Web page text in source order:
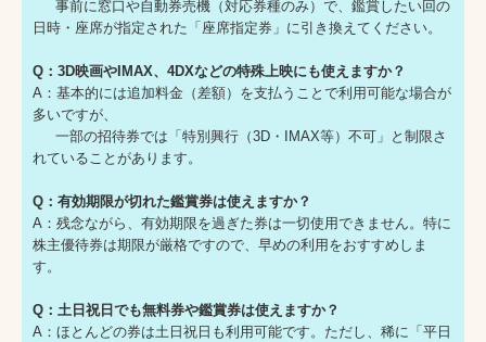
事前に窓口や自動券売機（対応券種のみ）で、鑑賞したい回の
日時・座席が指定された「座席指定券」に引き換えてください。
Q：3D映画やIMAX、4DXなどの特殊上映にも使えますか？
A：基本的には追加料金（差額）を支払うことで利用可能な場合が
多いですが、
一部の招待券では「特別興行（3D・IMAX等）不可」と制限さ
れていることがあります。
Q：有効期限が切れた鑑賞券は使えますか？
A：残念ながら、有効期限を過ぎた券は一切使用できません。特に
株主優待券は期限が厳格ですので、早めの利用をおすすめしま
す。
Q：土日祝日でも無料券や鑑賞券は使えますか？
A：ほとんどの券は土日祝日も利用可能です。ただし、稀に「平日